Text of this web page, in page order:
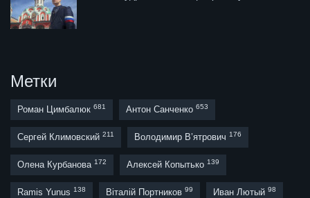
Метки
Роман Цимбалюк 681 Антон Санченко 653
Сергей Климовский 211 Володимир В’ятрович 176
Олена Курбанова 172 Алексей Копытько 139
Ramis Yunus 138 Віталій Портников 99 Иван Лютый 98